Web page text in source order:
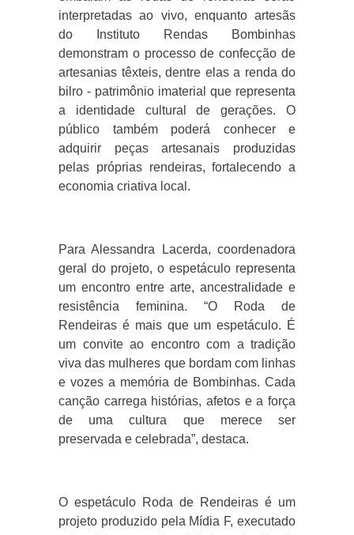
interpretadas ao vivo, enquanto artesãs
do Instituto Rendas Bombinhas
demonstram o processo de confecção de
artesanias têxteis, dentre elas a renda do
bilro - patrimônio imaterial que representa
a identidade cultural de gerações. O
público também poderá conhecer e
adquirir peças artesanais produzidas
pelas próprias rendeiras, fortalecendo a
economia criativa local.
Para Alessandra Lacerda, coordenadora
geral do projeto, o espetáculo representa
um encontro entre arte, ancestralidade e
resistência feminina. “O Roda de
Rendeiras é mais que um espetáculo. É
um convite ao encontro com a tradição
viva das mulheres que bordam com linhas
e vozes a memória de Bombinhas. Cada
canção carrega histórias, afetos e a força
de uma cultura que merece ser
preservada e celebrada”, destaca.
O espetáculo Roda de Rendeiras é um
projeto produzido pela Mídia F, executado